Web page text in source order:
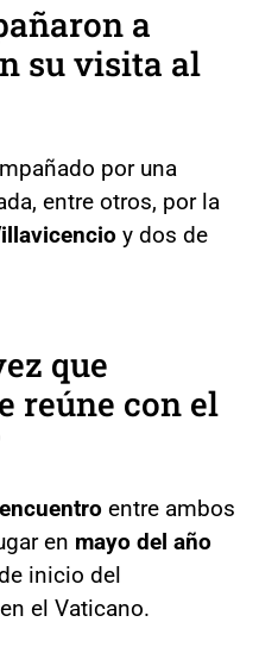
a
su visita al
por una
entre otros, por la
y dos de
que
reúne con el
entre ambos
en mayo del año
inicio del
el Vaticano.